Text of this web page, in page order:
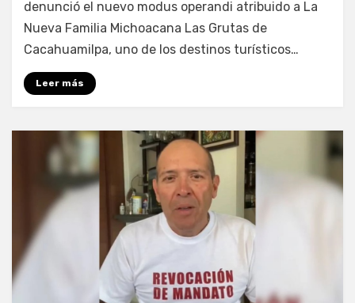
denunció el nuevo modus operandi atribuido a La
Nueva Familia Michoacana Las Grutas de
Cacahuamilpa, uno de los destinos turísticos…
Leer más